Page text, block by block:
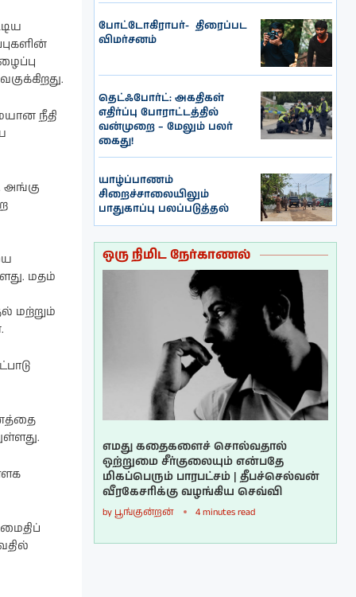
நீதி
அங்கு
மதம்
மற்றும்
போட்டோகிராபர்- ‌ திரைப்பட
விமர்சனம்
தெட்ஃபோர்ட்: அகதிகள்
எதிர்ப்பு போராட்டத்தில்
வன்முறை – மேலும் பலர்
கைது!
யாழ்ப்பாணம்
சிறைச்சாலையிலும்
பாதுகாப்பு பலப்படுத்தல்
ஒரு நிமிட நேர்காணல்
எமது கதைகளைச் சொல்வதால்
ஒற்றுமை சீர்குலையும் என்பதே
மிகப்பெரும் பாரபட்சம் | தீபச்செல்வன்
வீரகேசரிக்கு வழங்கிய செவ்வி
by பூங்குன்றன் 4 minutes read